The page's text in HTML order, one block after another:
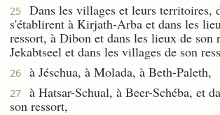
25
Dans les villages et leurs territoires,
s'établirent à Kirjath-Arba et dans les
ressort, à Dibon et dans les lieux de son
Jekabtseel et dans les villages de son
26 à Jéschua, à Molada, à Beth-Paleth,
27
à Hatsar-Schual, à Beer-Schéba, et
son ressort,